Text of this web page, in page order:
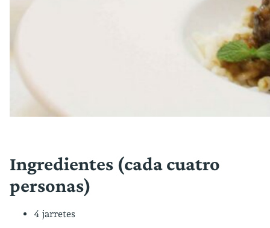
Ingredientes (cada cuatro
personas)
4 jarretes